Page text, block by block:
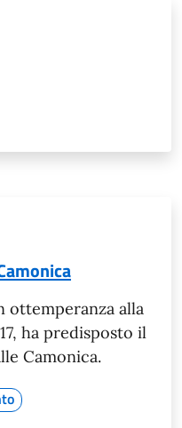
ottemperanza alla
ha predisposto il
Camonica.